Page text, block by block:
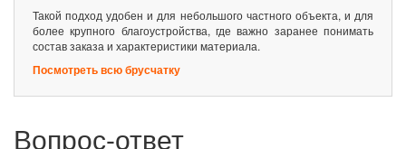
Такой подход удобен и для небольшого частного объекта, и для
более крупного благоустройства, где важно заранее понимать
состав заказа и характеристики материала.
Посмотреть всю брусчатку
Вопрос-ответ